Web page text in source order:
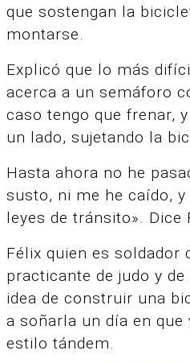
que sostengan la
montarse.
Explicó que lo más
acerca a un semáforo
caso tengo que frenar,
un lado, sujetando la
Hasta ahora no he
susto, ni me he caído,
leyes de tránsito». Dice
Félix quien es soldador
practicante de judo y
idea de construir una
a soñarla un día en que
estilo tándem.